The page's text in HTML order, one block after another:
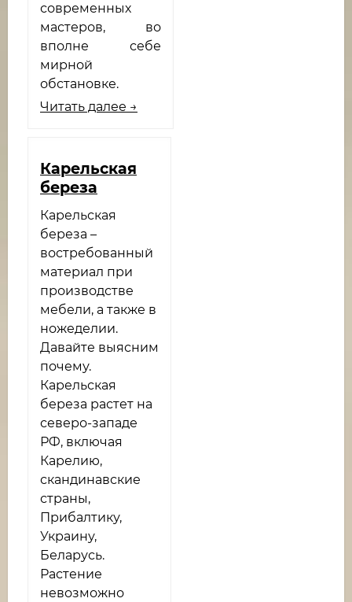
современных
мастеров, во
вполне себе
мирной
обстановке.
Читать далее →
Карельская
береза
Карельская
береза –
востребованный
материал при
производстве
мебели, а также в
ножеделии.
Давайте выясним
почему.
Карельская
береза растет на
северо-западе
РФ, включая
Карелию,
скандинавские
страны,
Прибалтику,
Украину,
Беларусь.
Растение
невозможно